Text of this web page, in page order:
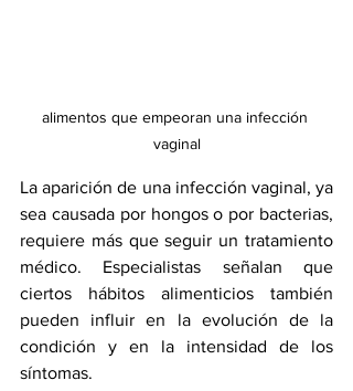
alimentos que empeoran una infección
vaginal
La aparición de una infección vaginal, ya
sea causada por hongos o por bacterias,
requiere más que seguir un tratamiento
médico. Especialistas señalan que
ciertos hábitos alimenticios también
pueden influir en la evolución de la
condición y en la intensidad de los
síntomas.